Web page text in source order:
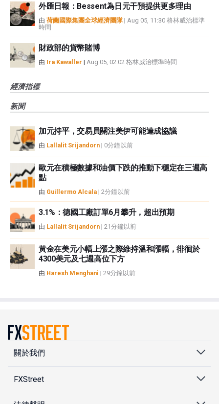
外匯日報：Bessent為日元干預提供更多理由
由 荷蘭國際集團全球經濟團隊| Aug 05, 11:30 格林威治標準
時間
財政部的貨幣賭博
由 Ira Kawaller | Aug 05, 02:02 格林威治標準時間
經濟指標
新聞
加元持平，交易員關注美伊可能達成協議
由 Lallalit Srijandorn | 0分鐘以前
歐元在積極數據和油價下跌的推動下穩定在三週高
點
由 Guillermo Alcala | 2分鐘以前
3.1%：德國工廠訂單6月攀升，超出預期
由 Lallalit Srijandorn | 21分鐘以前
黃金在美元小幅上漲之際維持溫和漲幅，徘徊於
4300美元及七週高位下方
由 Haresh Menghani | 29分鐘以前
關於我們
FXStreet